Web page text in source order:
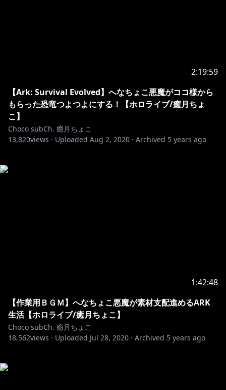
2:19:59
【Ark: Survival Evolved】へなちょこ悪魔がココ様から
もらった恐竜つよつよにする！【ホロライブ/癒月ちょ
こ】
Choco subCh. 癒月ちょこ
13,820views · Uploaded Aug 2, 2020 · Archived 5 years ago
1:42:48
【作業用ＢＧＭ】へなちょこ悪魔が素材支配進めるARK
生活【ホロライブ/癒月ちょこ】
Choco subCh. 癒月ちょこ
18,562views · Uploaded Jul 28, 2020 · Archived 5 years ago